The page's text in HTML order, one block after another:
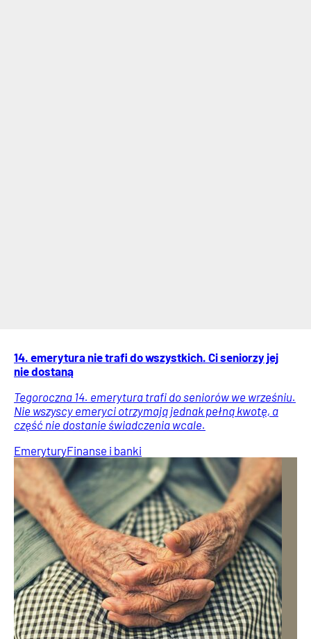
14. emerytura nie trafi do wszystkich. Ci seniorzy jej
nie dostaną
Tegoroczna 14. emerytura trafi do seniorów we wrześniu.
Nie wszyscy emeryci otrzymają jednak pełną kwotę, a
część nie dostanie świadczenia wcale.
EmeryturyFinanse i banki